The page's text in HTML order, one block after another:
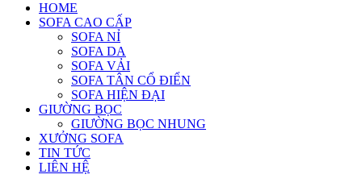
HOME
SOFA CAO CẤP
SOFA NỈ
SOFA DA
SOFA VẢI
SOFA TÂN CỔ ĐIỂN
SOFA HIỆN ĐẠI
GIƯỜNG BỌC
GIƯỜNG BỌC NHUNG
XƯỞNG SOFA
TIN TỨC
LIÊN HỆ